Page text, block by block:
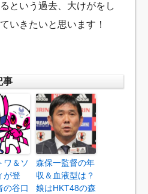
という過去、大けがをし
いきたいと思います！
事
ワ＆ソ
が登
の谷口
森保一監督の年
収＆血液型は？
娘はHKT48の森